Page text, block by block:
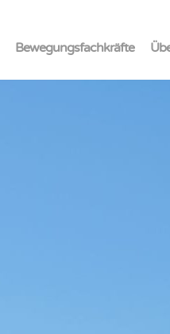
Bewegungsfachkräfte